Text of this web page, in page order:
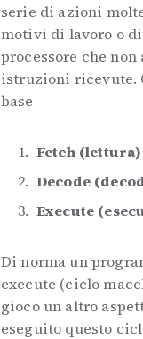
serie di azioni
motivi di lavoro o di
processore che non
istruzioni ricevute.
base
Fetch (lettura)
Decode
Execute
Di norma un
execute (ciclo
gioco un altro
eseguito questo